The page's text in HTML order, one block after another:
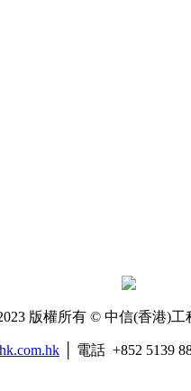
版權所有 © 中信(香港)工
│ 電話 +852 5139